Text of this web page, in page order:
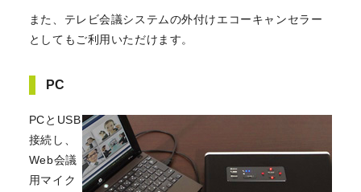
また、テレビ会議システムの外付けエコーキャンセラー
としてもご利用いただけます。
PC
PCとUSB
接続し、
Web会議
用マイク